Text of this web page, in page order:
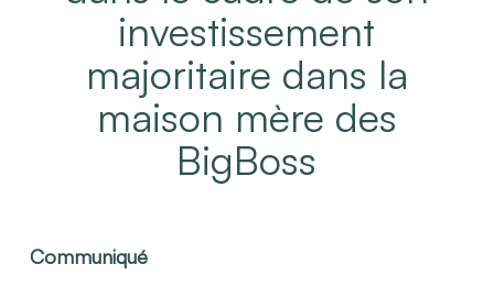
investissement
majoritaire dans la
maison mère des
BigBoss
Communiqué